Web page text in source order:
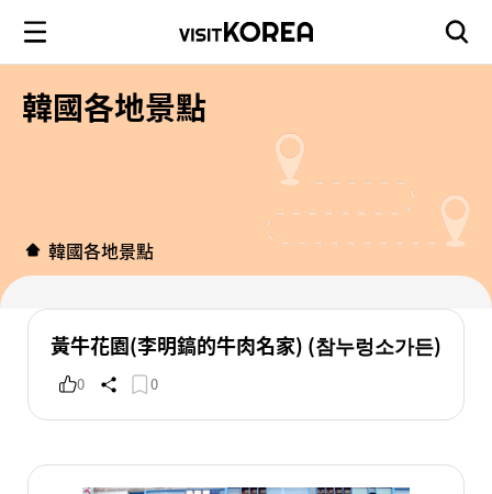
韓國各地景點
韓國各地景點
黃牛花園(李明鎬的牛肉名家) (참누렁소가든)
0 0